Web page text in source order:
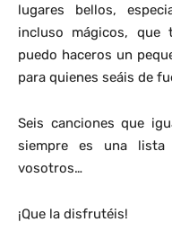
lugares bellos,
incluso mágicos, que
puedo haceros un
para quienes seáis de
Seis canciones que
siempre es una lista
vosotros…
¡Que la disfrutéis!